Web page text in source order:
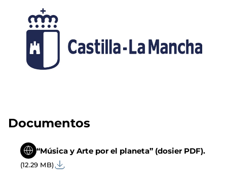
Documentos
“Música y Arte por el planeta” (dosier PDF).
(12.29 MB)